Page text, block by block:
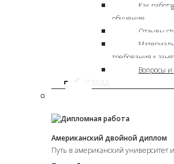
Как
обучение
Отзывы
требования к
Вопросы и
Назад
Американский двойной диплом
Путь в американский университет